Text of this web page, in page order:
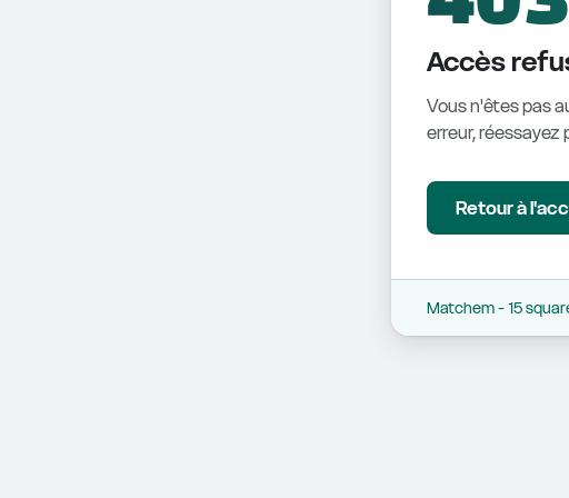
Accès
Vous n'êtes pas
erreur, réessayez
Retour à
Matchem - 15